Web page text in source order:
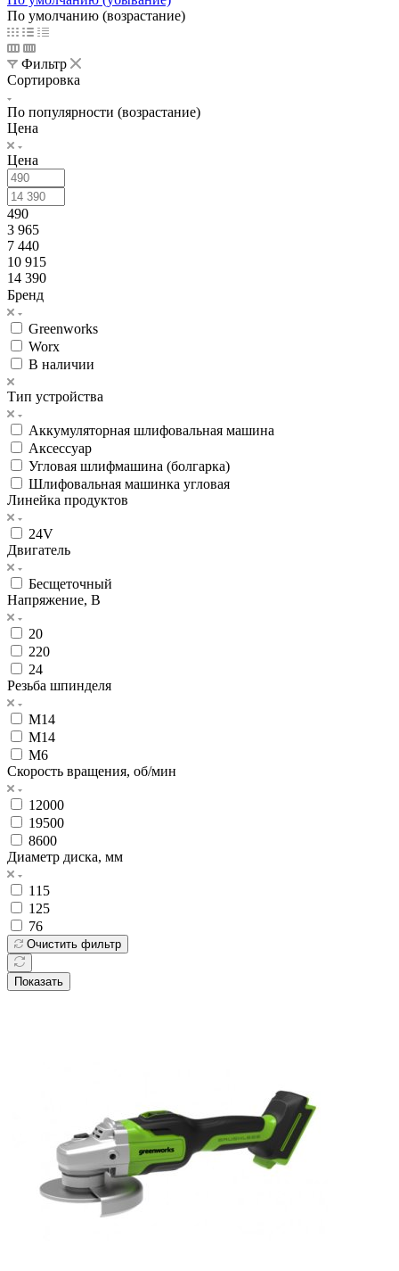
По умолчанию (возрастание)
Фильтр
Сортировка
По популярности (возрастание)
Цена
Цена
490
3 965
7 440
10 915
14 390
Бренд
Greenworks
Worx
В наличии
Тип устройства
Аккумуляторная шлифовальная машина
Аксессуар
Угловая шлифмашина (болгарка)
Шлифовальная машинка угловая
Линейка продуктов
24V
Двигатель
Бесщеточный
Напряжение, В
20
220
24
Резьба шпинделя
M14
М14
М6
Скорость вращения, об/мин
12000
19500
8600
Диаметр диска, мм
115
125
76
Очистить фильтр
Показать